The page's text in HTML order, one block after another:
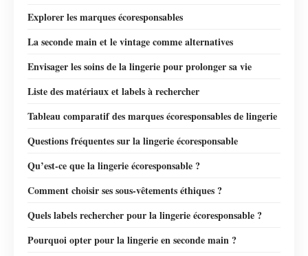
Explorer les marques écoresponsables
La seconde main et le vintage comme alternatives
Envisager les soins de la lingerie pour prolonger sa vie
Liste des matériaux et labels à rechercher
Tableau comparatif des marques écoresponsables de lingerie
Questions fréquentes sur la lingerie écoresponsable
Qu’est-ce que la lingerie écoresponsable ?
Comment choisir ses sous-vêtements éthiques ?
Quels labels rechercher pour la lingerie écoresponsable ?
Pourquoi opter pour la lingerie en seconde main ?